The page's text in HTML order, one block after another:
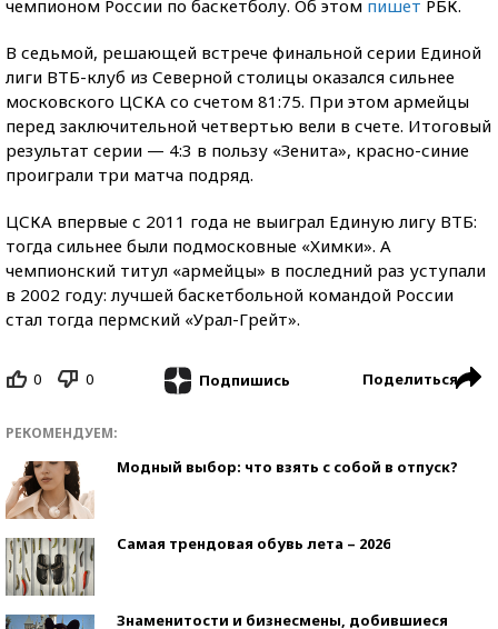
чемпионом России по баскетболу. Об этом пишет РБК.
В седьмой, решающей встрече финальной серии Единой
лиги ВТБ-клуб из Северной столицы оказался сильнее
московского ЦСКА со счетом 81:75. При этом армейцы
перед заключительной четвертью вели в счете. Итоговый
результат серии — 4:3 в пользу «Зенита», красно-синие
проиграли три матча подряд.
ЦСКА впервые с 2011 года не выиграл Единую лигу ВТБ:
тогда сильнее были подмосковные «Химки». А
чемпионский титул «армейцы» в последний раз уступали
в 2002 году: лучшей баскетбольной командой России
стал тогда пермский «Урал-Грейт».
0 0 Подпишись Поделиться
РЕКОМЕНДУЕМ:
Модный выбор: что взять с собой в отпуск?
Самая трендовая обувь лета – 2026
Знаменитости и бизнесмены, добившиеся